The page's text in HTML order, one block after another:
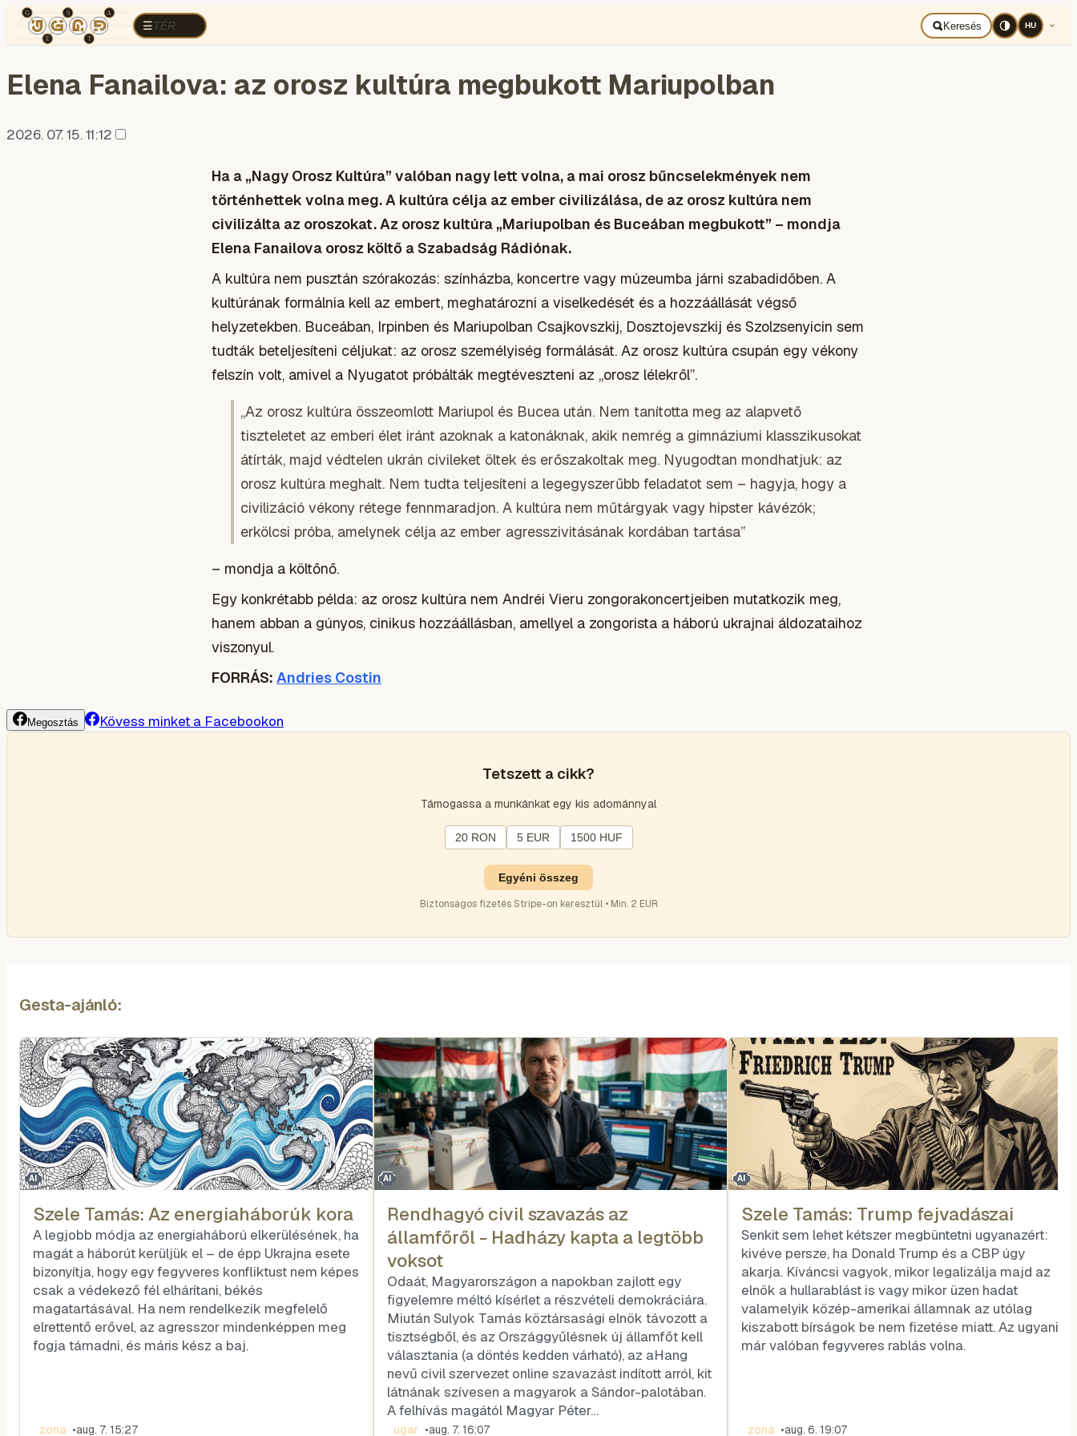
☰TÉR
TÉRELEMZÉS Keresés HU
Elena Fanailova: az orosz kultúra megbukott Mariupolban
2026. 07. 15. 11:12
Ha a „Nagy Orosz Kultúra” valóban nagy lett volna, a mai orosz bűncselekmények nem
történhettek volna meg. A kultúra célja az ember civilizálása, de az orosz kultúra nem
civilizálta az oroszokat. Az orosz kultúra „Mariupolban és Buceában megbukott” – mondja
Elena Fanailova orosz költő a Szabadság Rádiónak.
A kultúra nem pusztán szórakozás: színházba, koncertre vagy múzeumba járni szabadidőben. A
kultúrának formálnia kell az embert, meghatározni a viselkedését és a hozzáállását végső
helyzetekben. Buceában, Irpinben és Mariupolban Csajkovszkij, Dosztojevszkij és Szolzsenyicin sem
tudták beteljesíteni céljukat: az orosz személyiség formálását. Az orosz kultúra csupán egy vékony
felszín volt, amivel a Nyugatot próbálták megtéveszteni az „orosz lélekről”.
„Az orosz kultúra összeomlott Mariupol és Bucea után. Nem tanította meg az alapvető
tiszteletet az emberi élet iránt azoknak a katonáknak, akik nemrég a gimnáziumi klasszikusokat
átírták, majd védtelen ukrán civileket öltek és erőszakoltak meg. Nyugodtan mondhatjuk: az
orosz kultúra meghalt. Nem tudta teljesíteni a legegyszerűbb feladatot sem – hagyja, hogy a
civilizáció vékony rétege fennmaradjon. A kultúra nem műtárgyak vagy hipster kávézók;
erkölcsi próba, amelynek célja az ember agresszivitásának kordában tartása”
– mondja a költőnő.
Egy konkrétabb példa: az orosz kultúra nem Andréi Vieru zongorakoncertjeiben mutatkozik meg,
hanem abban a gúnyos, cinikus hozzáállásban, amellyel a zongorista a háború ukrajnai áldozataihoz
viszonyul.
FORRÁS: Andries Costin
Megosztás Kövess minket a Facebookon
Tetszett a cikk?
Támogassa a munkánkat egy kis adománnyal
20 RON 5 EUR 1500 HUF
Egyéni összeg
Biztonságos fizetés Stripe-on keresztül • Min. 2 EUR
Gesta-ajánló:
AI
Szele Tamás: Az energiaháborúk kora
A legjobb módja az energiaháború elkerülésének, ha
magát a háborút kerüljük el – de épp Ukrajna esete
bizonyítja, hogy egy fegyveres konfliktust nem képes
csak a védekező fél elhárítani, békés
magatartásával. Ha nem rendelkezik megfelelő
elrettentő erővel, az agresszor mindenképpen meg
fogja támadni, és máris kész a baj.
zona •aug. 7. 15:27
AI
Rendhagyó civil szavazás az
államfőről - Hadházy kapta a legtöbb
voksot
Odaát, Magyarországon a napokban zajlott egy
figyelemre méltó kísérlet a részvételi demokráciára.
Miután Sulyok Tamás köztársasági elnök távozott a
tisztségből, és az Országgyűlésnek új államfőt kell
választania (a döntés kedden várható), az aHang
nevű civil szervezet online szavazást indított arról, kit
látnának szívesen a magyarok a Sándor-palotában.
A felhívás magától Magyar Péter…
ugar •aug. 7. 16:07
AI
Szele Tamás: Trump fejvadászai
Senkit sem lehet kétszer megbüntetni ugyanazért:
kivéve persze, ha Donald Trump és a CBP úgy
akarja. Kíváncsi vagyok, mikor legalizálja majd az
elnök a hullarablást is vagy mikor üzen hadat
valamelyik közép-amerikai államnak az utólag
kiszabott bírságok be nem fizetése miatt. Az ugyanis
már valóban fegyveres rablás volna.
zona •aug. 6. 19:07